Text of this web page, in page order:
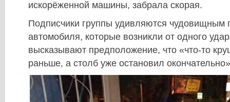
искорёженной машины, забрала скорая.
Подписчики группы удивляются чудовищным
автомобиля, которые возникли от одного
высказывают предположение, что «что-то
раньше, а столб уже остановил